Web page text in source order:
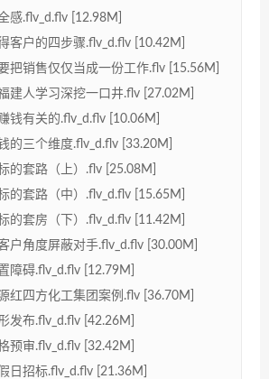
感.flv_d.flv [12.98M]
客户的四步骤.flv_d.flv [10.42M]
把销售仅仅当成一份工作.flv [15.56M]
建人学习深挖一口井.flv [27.02M]
钱有关的.flv_d.flv [10.06M]
的三个维度.flv_d.flv [33.20M]
的套路（上）.flv [25.08M]
的套路（中）.flv_d.flv [15.65M]
的套房（下）.flv_d.flv [11.42M]
户角度屏蔽对手.flv_d.flv [30.00M]
障碍.flv_d.flv [12.79M]
红四方化工集团案例.flv [36.70M]
发布.flv_d.flv [42.26M]
预审.flv_d.flv [32.42M]
日招标.flv_d.flv [21.36M]